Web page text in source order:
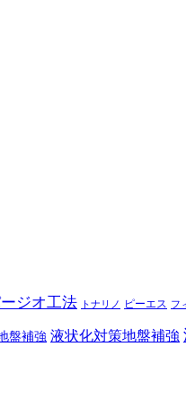
ジオ工法 トナリノ ピーエス フ
盤補強 液状化対策地盤補強